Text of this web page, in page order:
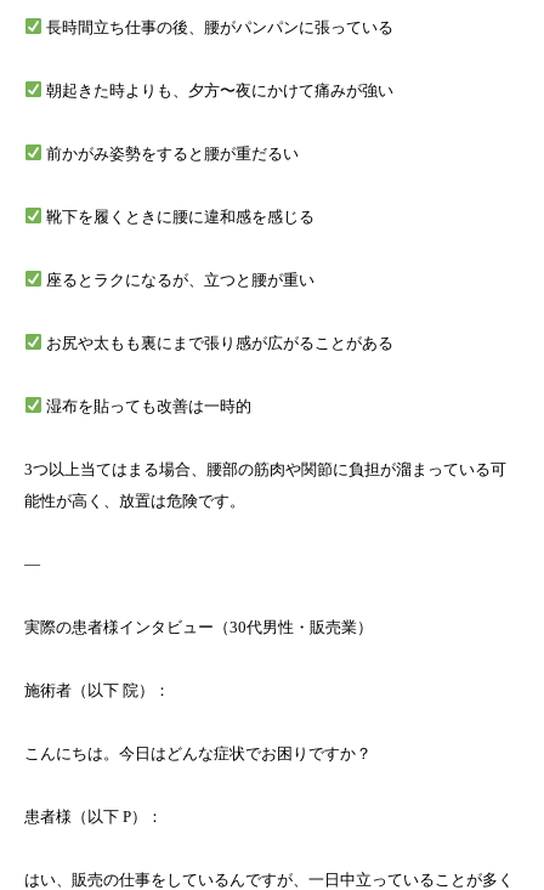
長時間立ち仕事の後、腰がパンパンに張っている
朝起きた時よりも、夕方〜夜にかけて痛みが強い
前かがみ姿勢をすると腰が重だるい
靴下を履くときに腰に違和感を感じる
座るとラクになるが、立つと腰が重い
お尻や太もも裏にまで張り感が広がることがある
湿布を貼っても改善は一時的
3つ以上当てはまる場合、腰部の筋肉や関節に負担が溜まっている可
能性が高く、放置は危険です。
—
実際の患者様インタビュー（30代男性・販売業）
施術者（以下 院）：
こんにちは。今日はどんな症状でお困りですか？
患者様（以下 P）：
はい、販売の仕事をしているんですが、一日中立っていることが多く